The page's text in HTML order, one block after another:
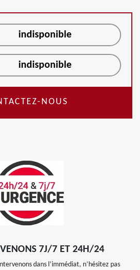
indisponible
indisponible
NOUS
7J/7 ET 24H/24
dans l’immédiat, n’hésitez pas